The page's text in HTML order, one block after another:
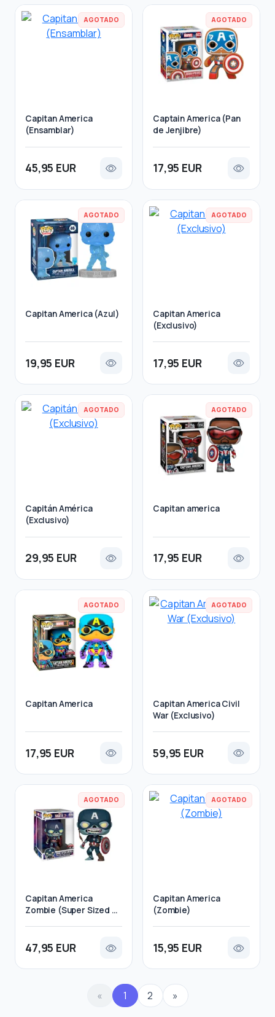
AGOTADO
Capitan America
(Ensamblar)
45,95 EUR
AGOTADO
Captain America (Pan
de Jenjibre)
17,95 EUR
AGOTADO
Capitan America (Azul)
19,95 EUR
AGOTADO
Capitan America
(Exclusivo)
17,95 EUR
AGOTADO
Capitán América
(Exclusivo)
29,95 EUR
AGOTADO
Capitan america
17,95 EUR
AGOTADO
Capitan America
17,95 EUR
AGOTADO
Capitan America Civil
War (Exclusivo)
59,95 EUR
AGOTADO
Capitan America
Zombie (Super Sized 25
47,95 EUR
AGOTADO
Capitan America
(Zombie)
15,95 EUR
« 1 2 »